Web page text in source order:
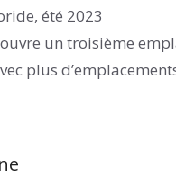
été 2023
un troisième
plus